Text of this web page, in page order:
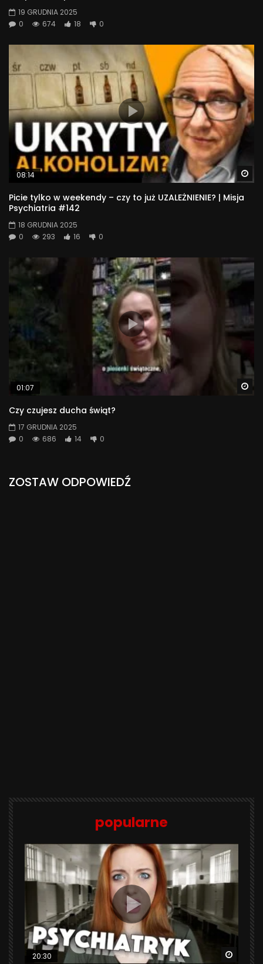
19 GRUDNIA 2025
0
674 18 0
08:14
Picie tylko w weekendy – czy to już UZALEŻNIENIE? | Misja
Psychiatria #142
18 GRUDNIA 2025
0
293 16 0
01:07
Czy czujesz ducha świąt?
17 GRUDNIA 2025
0
686 14 0
ZOSTAW ODPOWIEDŹ
popularne
20:30